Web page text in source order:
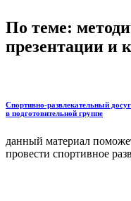
По теме:
презентации и
Спортивно-развлекательный
в подготовительной группе
данный материал
провести спортивное